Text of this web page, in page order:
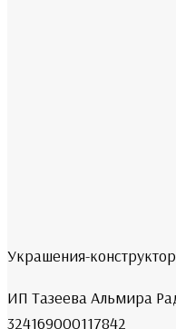
Украшения-
ИП Тазеева Альмира
324169000117842